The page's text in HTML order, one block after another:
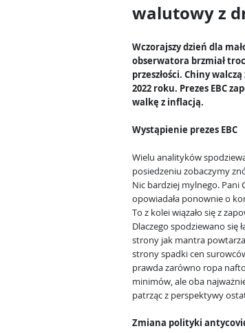
walutowy z
Wczorajszy dzień dla
obserwatora brzmiał
przeszłości. Chiny
2022 roku. Prezes EBC
walkę z inflacją.
Wystąpienie prezes EBC
Wielu analityków
posiedzeniu zobaczymy
Nic bardziej mylnego. Pani
opowiadała ponownie o
To z kolei wiązało się z
Dlaczego spodziewano się
strony jak mantra
strony spadki cen
prawda zarówno ropa
minimów, ale oba
patrząc z perspektywy
Zmiana polityki